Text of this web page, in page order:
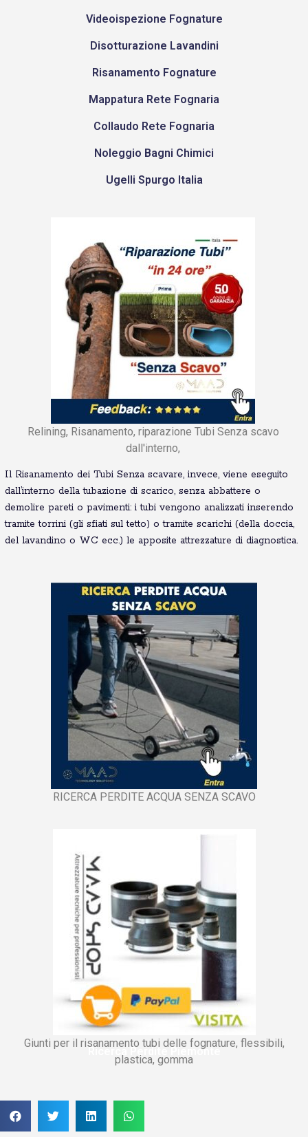
Videoispezione Fognature
Disotturazione Lavandini
Risanamento Fognature
Mappatura Rete Fognaria
Collaudo Rete Fognaria
Noleggio Bagni Chimici
Ugelli Spurgo Italia
Relining, Risanamento, riparazione Tubi Senza scavo
dall'interno,
Il Risanamento dei Tubi Senza scavare, invece, viene eseguito
dall’interno della tubazione di scarico, senza abbattere o
demolire pareti o pavimenti: i tubi vengono analizzati inserendo
tramite torrini (gli sfiati sul tetto) o tramite scarichi (della doccia,
del lavandino o WC ecc.) le apposite attrezzature di diagnostica.
RICERCA PERDITE ACQUA SENZA SCAVO
Giunti per il risanamento tubi delle fognature, flessibili,
plastica, gomma
Ricerca Perdite Piemonte